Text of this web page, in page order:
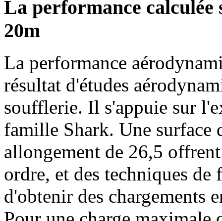
La performance calculée
20m
La performance
résultat d'études
soufflerie. Il s'appuie sur
famille Shark. Une surface
allongement de 26,5
ordre, et des techniques de
d'obtenir des chargements